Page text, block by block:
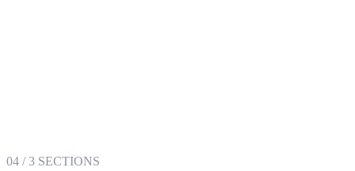
04 /3 SECTIONS